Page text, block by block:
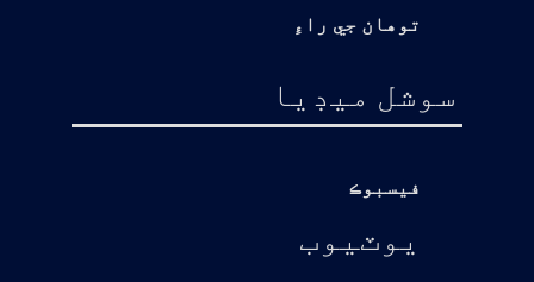
توهان جي راءِ
سوشل ميڊيا
فيسبوڪ
يوٽيوب